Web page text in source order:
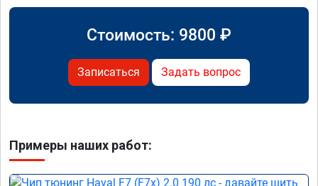
Стоимость: 9800 ₽
Записаться Задать вопрос
Примеры наших работ: